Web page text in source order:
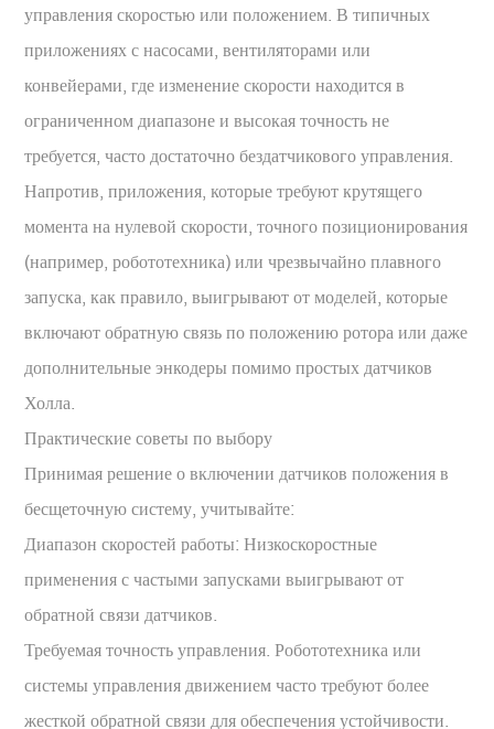
управления скоростью или положением. В типичных
приложениях с насосами, вентиляторами или
конвейерами, где изменение скорости находится в
ограниченном диапазоне и высокая точность не
требуется, часто достаточно бездатчикового управления.
Напротив, приложения, которые требуют крутящего
момента на нулевой скорости, точного позиционирования
(например, робототехника) или чрезвычайно плавного
запуска, как правило, выигрывают от моделей, которые
включают обратную связь по положению ротора или даже
дополнительные энкодеры помимо простых датчиков
Холла.
Практические советы по выбору
Принимая решение о включении датчиков положения в
бесщеточную систему, учитывайте:
Диапазон скоростей работы: Низкоскоростные
применения с частыми запусками выигрывают от
обратной связи датчиков.
Требуемая точность управления. Робототехника или
системы управления движением часто требуют более
жесткой обратной связи для обеспечения устойчивости.